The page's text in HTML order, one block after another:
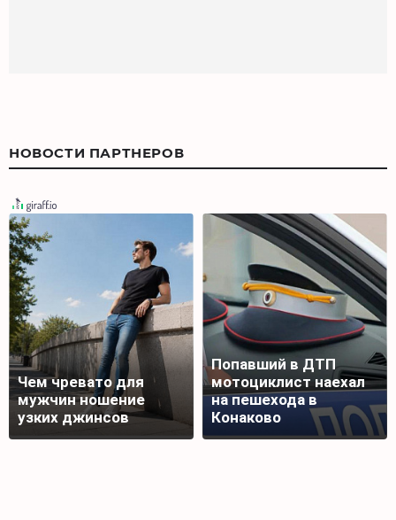
НОВОСТИ ПАРТНЕРОВ
Чем чревато для
мужчин ношение
узких джинсов
Попавший в ДТП
мотоциклист наехал
на пешехода в
Конаково